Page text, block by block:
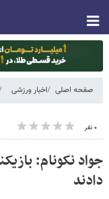
صفحه اصلی اخبار ورزشی
۰ نفر
جواد نکونام:
دادند